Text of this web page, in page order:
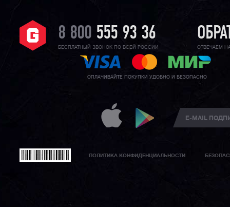
8 800 555 93 36
БЕСПЛАТНЫЙ ЗВОНОК ПО ВСЕЙ РОССИИ ОТВЕЧАЕМ
ОПЛАЧИВАЙТЕ ПОКУПКИ УДОБНО И БЕЗОПАСНО
ПОЛИТИКА КОНФИДЕНЦИАЛЬНОСТИ